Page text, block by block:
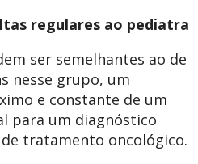
regulares ao pediatra
ser semelhantes ao de
nesse grupo, um
e constante de um
para um diagnóstico
tratamento oncológico.